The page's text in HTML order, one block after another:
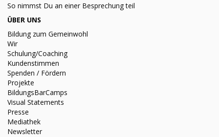
So nimmst Du an einer Besprechung teil
ÜBER UNS
Bildung zum Gemeinwohl
Wir
Schulung/Coaching
Kundenstimmen
Spenden / Fördern
Projekte
BildungsBarCamps
Visual Statements
Presse
Mediathek
Newsletter